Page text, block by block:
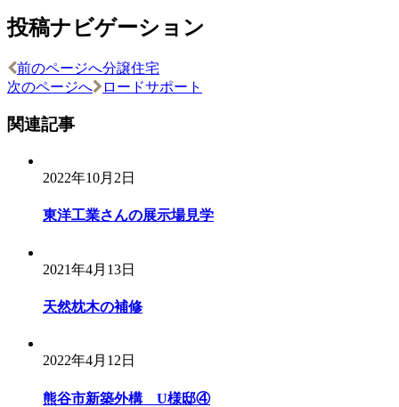
投稿ナビゲーション
前のページへ分譲住宅
次のページへ
ロードサポート
関連記事
2022年10月2日
東洋工業さんの展示場見学
2021年4月13日
天然枕木の補修
2022年4月12日
熊谷市新築外構 U様邸④